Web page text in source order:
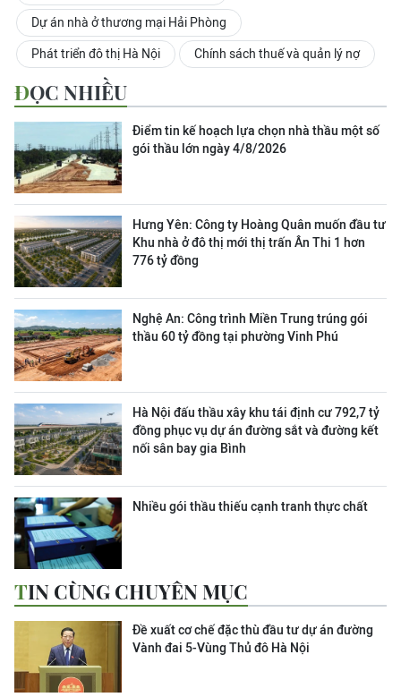
Dự án nhà ở thương mại Hải Phòng
Phát triển đô thị Hà Nội Chính sách thuế và quản lý nợ
ĐỌC NHIỀU
Điểm tin kế hoạch lựa chọn nhà thầu một số
gói thầu lớn ngày 4/8/2026
Hưng Yên: Công ty Hoàng Quân muốn đầu tư
Khu nhà ở đô thị mới thị trấn Ân Thi 1 hơn
776 tỷ đồng
Nghệ An: Công trình Miền Trung trúng gói
thầu 60 tỷ đồng tại phường Vinh Phú
Hà Nội đấu thầu xây khu tái định cư 792,7 tỷ
đồng phục vụ dự án đường sắt và đường kết
nối sân bay gia Bình
Nhiều gói thầu thiếu cạnh tranh thực chất
TIN CÙNG CHUYÊN MỤC
Đề xuất cơ chế đặc thù đầu tư dự án đường
Vành đai 5-Vùng Thủ đô Hà Nội